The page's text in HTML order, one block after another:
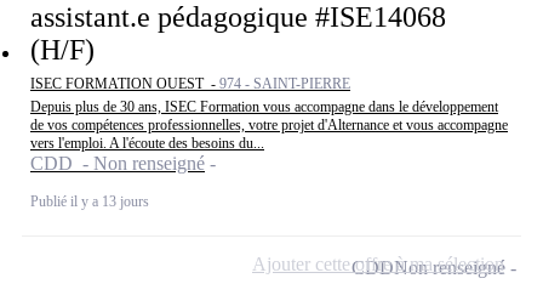
assistant.e pédagogique #ISE14068
(H/F)
ISEC FORMATION OUEST - 974 - SAINT-PIERRE
Depuis plus de 30 ans, ISEC Formation vous accompagne dans le développement
de vos compétences professionnelles, votre projet d'Alternance et vous accompagne
vers l'emploi. A l'écoute des besoins du...
CDD - Non renseigné
Publié il y a 13 jours
CDDNon renseigné
Ajouter cette offre à ma sélection